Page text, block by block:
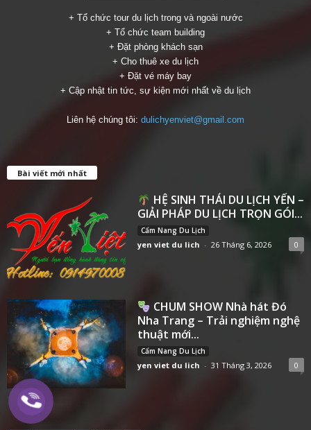
+ Tổ chức tour du lịch trong và ngoài nước
+ Tổ chức team building
+ Đặt phòng khách sạn
+ Cho thuê xe du lịch
+ Đặt vé máy bay
+ Cập nhật tin tức, sự kiện mới nhất về du lịch
Liên hệ chúng tôi: dulichyenviet@gmail.com
Bài viết mới nhất
HỆ SINH THÁI DU LỊCH YẾN –
GIẢI PHÁP DU LỊCH TRỌN GÓI...
Cẩm Nang Du Lịch
yen viet du lich - 26 Tháng 6, 2026 0
CHUM SHOW Nhà hát Đó
Nha Trang – Trải nghiệm nghệ
thuật mới...
Cẩm Nang Du Lịch
yen viet du lich - 31 Tháng 3, 2026 0